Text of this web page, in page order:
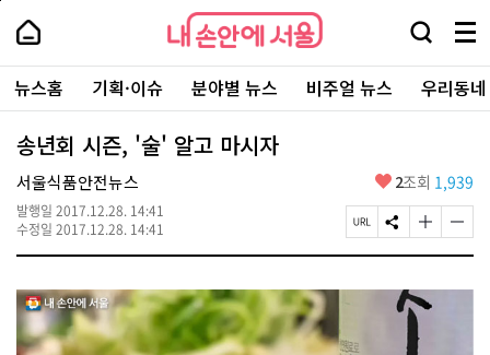
본
로
가
내
손
안
에
서
울
-
서
울
시
대
표
소
포
털
내
손
에
울
검
창
열
기
메
뉴
전
체
보
주
요
서
뉴스홈 기획·이슈 분야별 뉴스 비주얼 뉴스 우리동
송년회 시즌, '술' 알고 마시자
서울식품안전뉴스
발행일 2017.12.28. 14:41
수정일 2017.12.28. 14:41
좋
요
2조회 1,939
페
이
U
S
N
공
유
하
기
글
자
기
크
글
자
기
페
상
단
로